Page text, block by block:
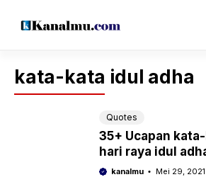
kata-kata idul adha
Quotes
35+ Ucapan
hari raya idul
2022 yang
kanalmu Mei 29, 2021